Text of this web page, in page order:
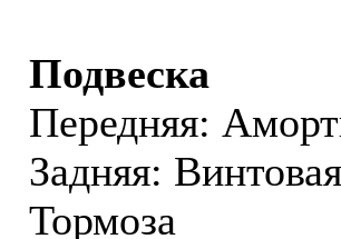
Подвеска
Передняя:
Задняя:
Тормоза